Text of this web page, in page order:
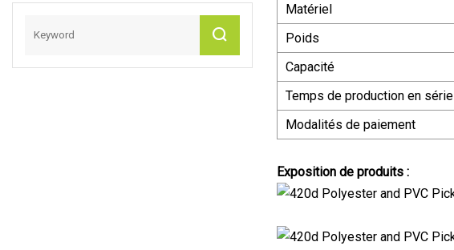
Matériel
Poids
Capacité
Temps de production en série
Modalités de paiement
Exposition de produits :